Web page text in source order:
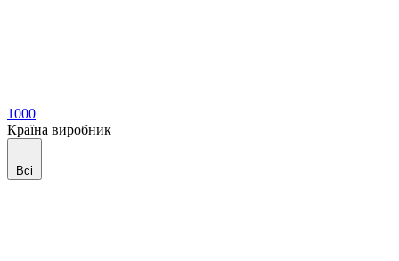
1000
Країна виробник
Всі